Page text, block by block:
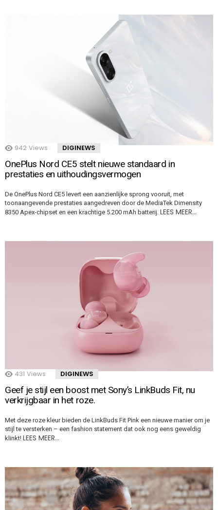
942 Views DIGINEWS
OnePlus Nord CE5 stelt nieuwe standaard in
prestaties en uithoudingsvermogen
De OnePlus Nord CE5 levert een aanzienlijke sprong vooruit, met
toonaangevende prestaties aangedreven door de MediaTek Dimensity
8350 Apex-chipset en een krachtige 5.200 mAh batterij. LEES MEER…
431 Views DIGINEWS
Geef je stijl een boost met Sony’s LinkBuds Fit, nu
verkrijgbaar in het roze.
Met deze roze kleur bieden de LinkBuds Fit Pink een nieuwe manier om je
stijl te versterken – een fashion statement dat ook nog eens geweldig
klinkt! LEES MEER…